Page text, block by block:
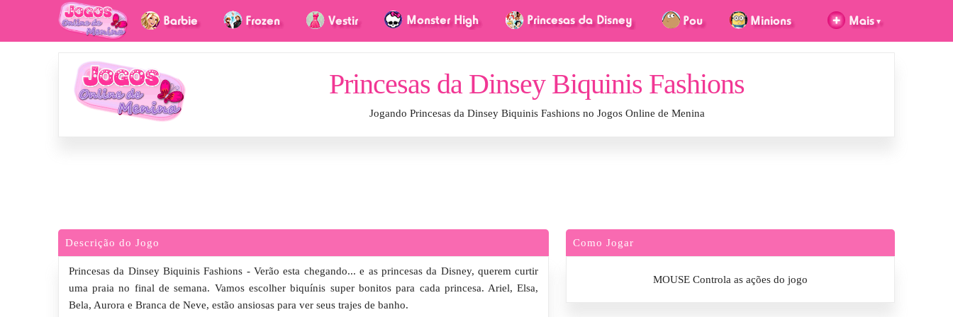
Princesas da Dinsey Biquinis Fashions
Jogando Princesas da Dinsey Biquinis Fashions no Jogos Online de Menina
Descrição do Jogo
Princesas da Dinsey Biquinis Fashions - Verão esta chegando... e as princesas da Disney, querem curtir
uma praia no final de semana. Vamos escolher biquínis super bonitos para cada princesa. Ariel, Elsa,
Bela, Aurora e Branca de Neve, estão ansiosas para ver seus trajes de banho.
Como Jogar
MOUSE Controla as ações do jogo